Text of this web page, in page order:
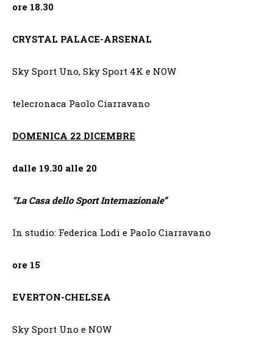
ore 18.30
CRYSTAL PALACE-ARSENAL
Sky Sport Uno, Sky Sport 4K e NOW
telecronaca Paolo Ciarravano
DOMENICA 22 DICEMBRE
dalle 19.30 alle 20
“La Casa dello Sport Internazionale”
In studio: Federica Lodi e Paolo Ciarravano
ore 15
EVERTON-CHELSEA
Sky Sport Uno e NOW